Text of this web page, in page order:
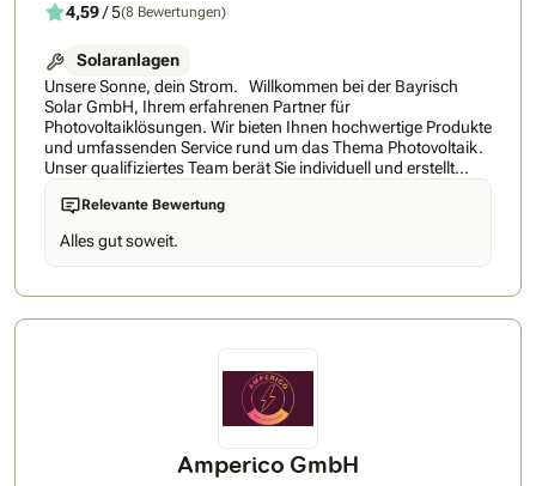
4,59/ 5(8 Bewertungen)
Solaranlagen
Unsere Sonne, dein Strom. Willkommen bei der Bayrisch
Solar GmbH, Ihrem erfahrenen Partner für
Photovoltaiklösungen. Wir bieten Ihnen hochwertige Produkte
und umfassenden Service rund um das Thema Photovoltaik.
Unser qualifiziertes Team berät Sie individuell und erstellt
maßgeschneiderte Lösungen für Ihre Bedürfnisse. Profitieren
Sie von unserer jahrelangen Erfahrung und unserem Know-
how im Bereich der erneuerbaren Energien. Mit uns können
Sie Ihre Energiekosten senken und gleichzeitig einen Beitrag
zum Schutz der Umwelt leisten. Kontaktieren Sie uns jetzt für
Relevante Bewertung
Alles gut soweit.
Amperico GmbH